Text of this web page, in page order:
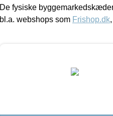
De fysiske
bl.a. webshops som Frishop.dk,